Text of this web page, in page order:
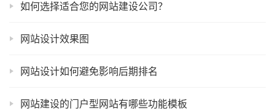
如何选择适合您的网站建设公司？
网站设计效果图
网站设计如何避免影响后期排名
网站建设的门户型网站有哪些功能模板